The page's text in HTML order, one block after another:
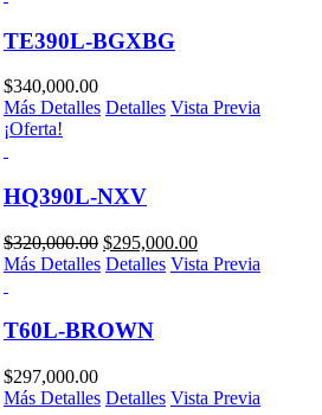
TE390L-BGXBG
$340,000.00
Más Detalles Detalles Vista Previa
¡Oferta!
HQ390L-NXV
$320,000.00 $295,000.00
Más Detalles Detalles Vista Previa
T60L-BROWN
$297,000.00
Más Detalles Detalles Vista Previa